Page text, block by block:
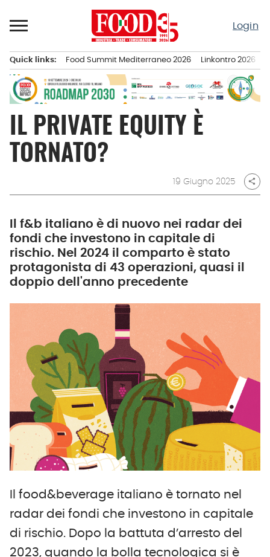
al
Login
principale
Quick links: Food Summit Mediterraneo 2026 Linkontro 2026
IL PRIVATE EQUITY È
TORNATO?
19 Giugno 2025 share
Il f&b italiano è di nuovo nei radar dei
fondi che investono in capitale di
rischio. Nel 2024 il comparto è stato
protagonista di 43 operazioni, quasi il
doppio dell'anno precedente
Il food&beverage italiano è tornato nel
radar dei fondi che investono in capitale
di rischio. Dopo la battuta d’arresto del
2023, quando la bolla tecnologica si è